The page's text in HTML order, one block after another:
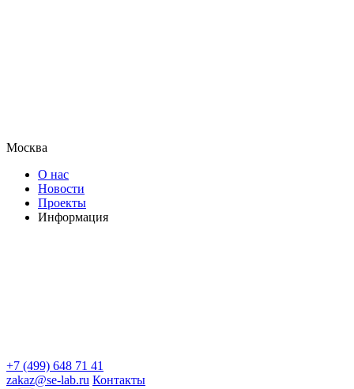
Москва
О нас
Новости
Проекты
Информация
+7 (499) 648 71 41
zakaz@se-lab.ru Контакты